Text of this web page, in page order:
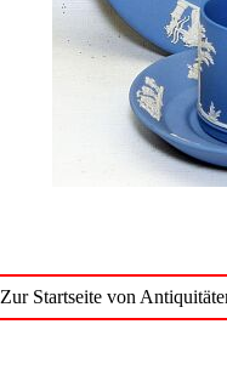
Zur Startseite von